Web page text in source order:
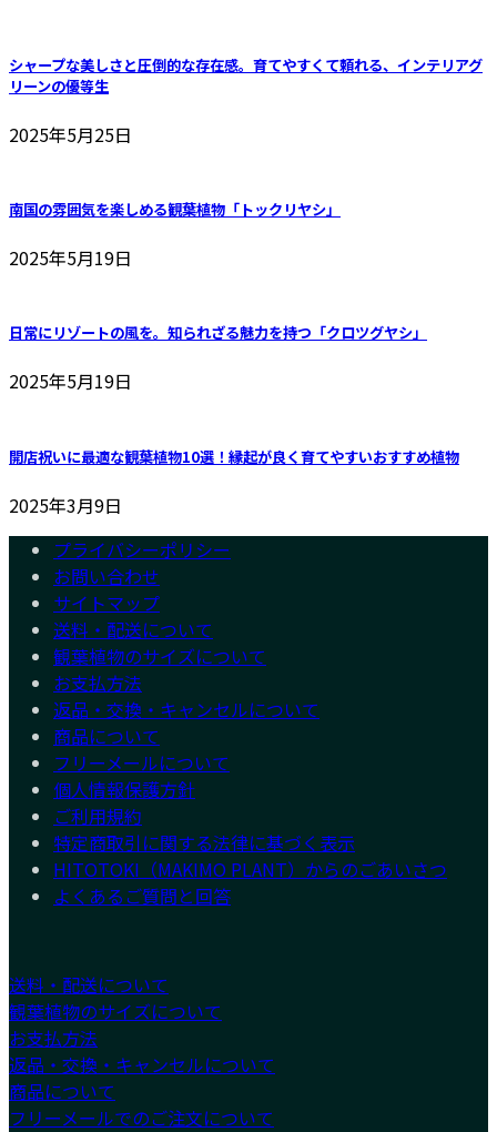
シャープな美しさと圧倒的な存在感。育てやすくて頼れる、インテリアグ
リーンの優等生
2025年5月25日
南国の雰囲気を楽しめる観葉植物「トックリヤシ」
2025年5月19日
日常にリゾートの風を。知られざる魅力を持つ「クロツグヤシ」
2025年5月19日
開店祝いに最適な観葉植物10選！縁起が良く育てやすいおすすめ植物
2025年3月9日
プライバシーポリシー
お問い合わせ
サイトマップ
送料・配送について
観葉植物のサイズについて
お支払方法
返品・交換・キャンセルについて
商品について
フリーメールについて
個人情報保護方針
ご利用規約
特定商取引に関する法律に基づく表示
HITOTOKI（MAKIMO PLANT）からのごあいさつ
よくあるご質問と回答
送料・配送について
観葉植物のサイズについて
お支払方法
返品・交換・キャンセルについて
商品について
フリーメールでのご注文について